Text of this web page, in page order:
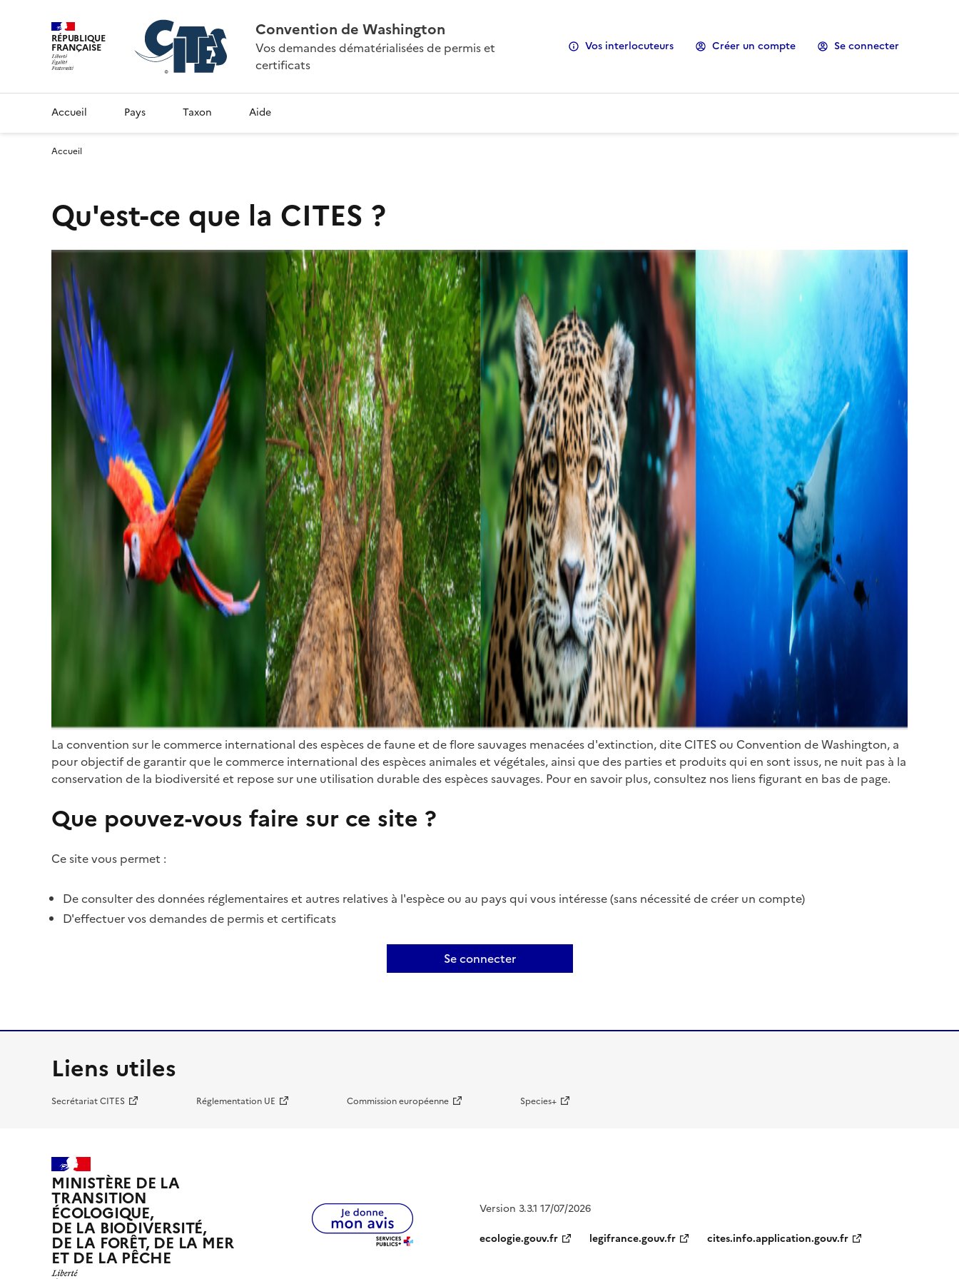
RÉPUBLIQUE
FRANÇAISE
Convention de Washington
Vos demandes dématérialisées de permis et
certificats
Vos interlocuteurs Créer un compte Se connecter
Accueil Pays Taxon Aide
Accueil
Qu'est-ce que la CITES ?
La convention sur le commerce international des espèces de faune et de flore sauvages menacées d'extinction, dite CITES ou Convention de Washington, a
pour objectif de garantir que le commerce international des espèces animales et végétales, ainsi que des parties et produits qui en sont issus, ne nuit pas à la
conservation de la biodiversité et repose sur une utilisation durable des espèces sauvages. Pour en savoir plus, consultez nos liens figurant en bas de page.
Que pouvez-vous faire sur ce site ?
Ce site vous permet :
De consulter des données réglementaires et autres relatives à l'espèce ou au pays qui vous intéresse (sans nécessité de créer un compte)
D'effectuer vos demandes de permis et certificats
Se connecter
Liens utiles
Secrétariat CITES Réglementation UE Commission européenne Species+
MINISTÈRE DE LA
TRANSITION
ÉCOLOGIQUE,
DE LA BIODIVERSITÉ,
DE LA FORÊT, DE LA MER
ET DE LA PÊCHE
Version 3.3.1 17/07/2026
ecologie.gouv.fr
legifrance.gouv.fr cites.info.application.gouv.fr